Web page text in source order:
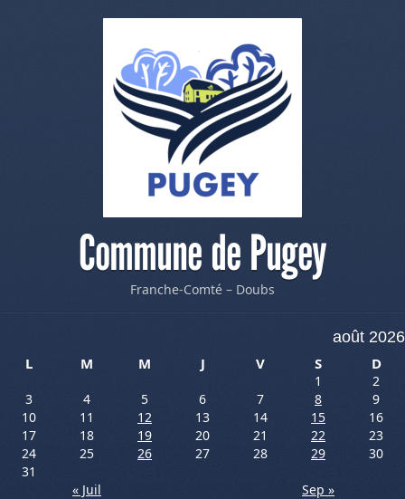
Commune de Pugey
Franche-Comté – Doubs
août 2026
L
M M J V S D
1
2
3
4 5 6 7 8
9
10
11 12 13 14 15
16
17
18 19 20 21 22
23
24
25 26 27 28 29
30
31
« Juil
Sep »